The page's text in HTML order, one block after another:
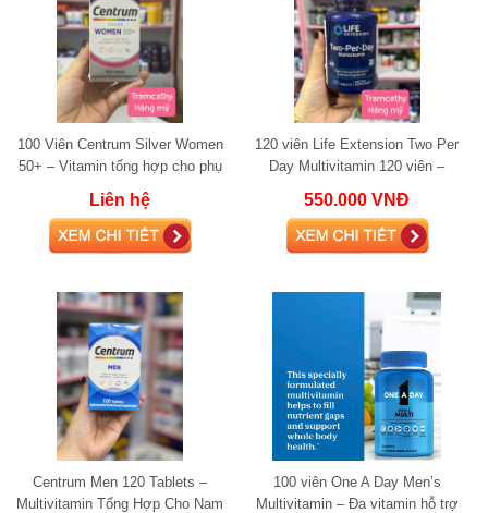
100 Viên Centrum Silver Women
50+ – Vitamin tổng hợp cho phụ
nữ trên 50 tuổi, hỗ trợ tim mạch,
xương
Liên hệ
120 viên Life Extension Two Per
Day Multivitamin 120 viên –
tăng cườn
550.000 VNĐ
Centrum Men 120 Tablets –
Multivitamin Tổng Hợp Cho Nam
100 viên One A Day Men’s
Multivitamin – Đa vitamin hỗ trợ